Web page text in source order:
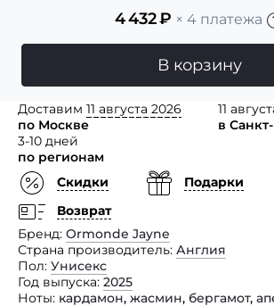
4 432₽ × 4 платежа
В корзину
Доставим 11 августа 2026
по Москве
11
в
3-10 дней
по регионам
Скидки
Подарки
Возврат
Бренд Ormonde Jayne
Страна производитель Англия
Пол Унисекс
Год выпуска 2025
Ноты кардамон, жасмин, бергамот,